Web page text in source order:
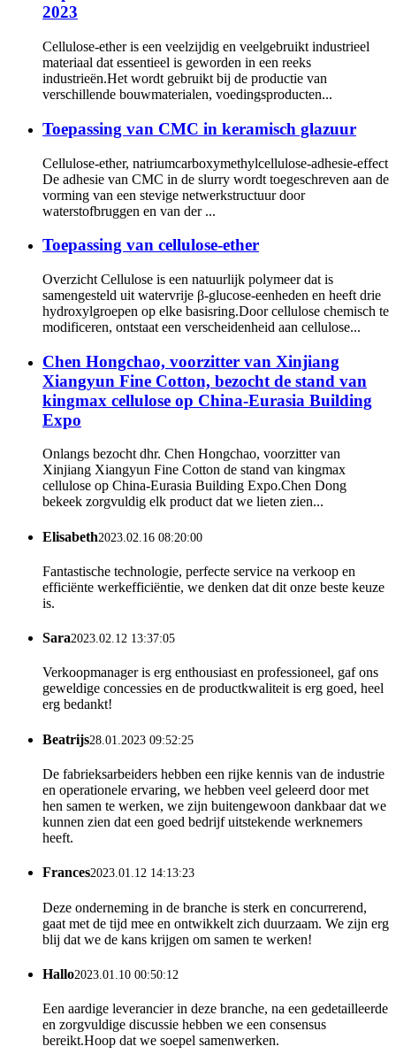
2023
Cellulose-ether is een veelzijdig en veelgebruikt industrieel
materiaal dat essentieel is geworden in een reeks
industrieën.Het wordt gebruikt bij de productie van
verschillende bouwmaterialen, voedingsproducten...
Toepassing van CMC in keramisch glazuur
Cellulose-ether, natriumcarboxymethylcellulose-adhesie-effect
De adhesie van CMC in de slurry wordt toegeschreven aan de
vorming van een stevige netwerkstructuur door
waterstofbruggen en van der ...
Toepassing van cellulose-ether
Overzicht Cellulose is een natuurlijk polymeer dat is
samengesteld uit watervrije β-glucose-eenheden en heeft drie
hydroxylgroepen op elke basisring.Door cellulose chemisch te
modificeren, ontstaat een verscheidenheid aan cellulose...
Chen Hongchao, voorzitter van Xinjiang
Xiangyun Fine Cotton, bezocht de stand van
kingmax cellulose op China-Eurasia Building
Expo
Onlangs bezocht dhr. Chen Hongchao, voorzitter van
Xinjiang Xiangyun Fine Cotton de stand van kingmax
cellulose op China-Eurasia Building Expo.Chen Dong
bekeek zorgvuldig elk product dat we lieten zien...
Elisabeth2023.02.16 08:20:00
Fantastische technologie, perfecte service na verkoop en
efficiënte werkefficiëntie, we denken dat dit onze beste keuze
is.
Sara2023.02.12 13:37:05
Verkoopmanager is erg enthousiast en professioneel, gaf ons
geweldige concessies en de productkwaliteit is erg goed, heel
erg bedankt!
Beatrijs28.01.2023 09:52:25
De fabrieksarbeiders hebben een rijke kennis van de industrie
en operationele ervaring, we hebben veel geleerd door met
hen samen te werken, we zijn buitengewoon dankbaar dat we
kunnen zien dat een goed bedrijf uitstekende werknemers
heeft.
Frances2023.01.12 14:13:23
Deze onderneming in de branche is sterk en concurrerend,
gaat met de tijd mee en ontwikkelt zich duurzaam. We zijn erg
blij dat we de kans krijgen om samen te werken!
Hallo2023.01.10 00:50:12
Een aardige leverancier in deze branche, na een gedetailleerde
en zorgvuldige discussie hebben we een consensus
bereikt.Hoop dat we soepel samenwerken.